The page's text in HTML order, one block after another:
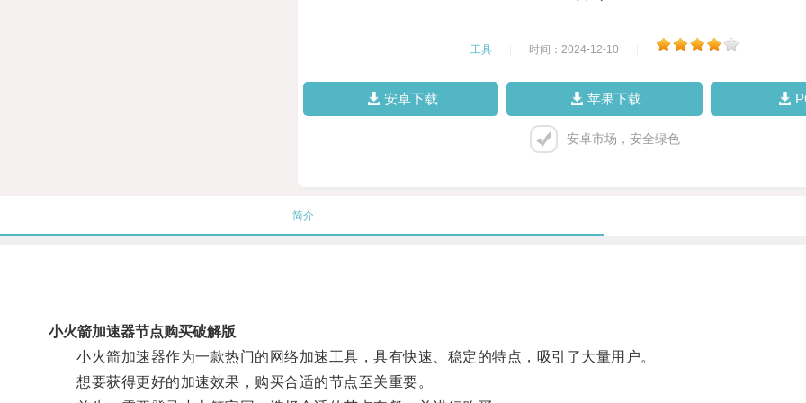
工具 时间：2024-12-10
安卓下载 苹果下载
安卓市场，安全绿色
简介
小火箭加速器节点购买破解版
小火箭加速器作为一款热门的网络加速工具，具有快速、稳定的特点，吸引了大量用户。
想要获得更好的加速效果，购买合适的节点至关重要。